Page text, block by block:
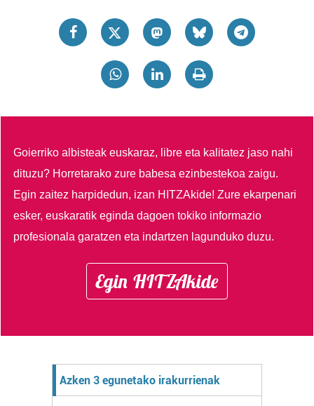
Goierriko albisteak euskaraz, libre eta kalitatez jaso nahi
dituzu? Horretarako zure babesa ezinbestekoa zaigu.
Egin zaitez harpidedun, izan HITZAkide!Zure ekarpenari
esker, euskaratik eginda dagoen tokiko informazio
profesionala garatzen eta indartzen lagunduko duzu.
Egin HITZAkide
Azken 3 egunetako irakurrienak